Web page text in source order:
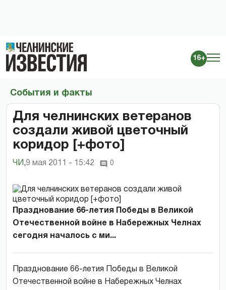
16+
События и факты
Для челнинских ветеранов
создали живой цветочный
коридор [+фото]
ЧИ ,9 мая 2011 - 15:42 0
Празднование 66-летия Победы в Великой
Отечественной войне в Набережных Челнах
сегодня началось с ми...
Празднование 66-летия Победы в Великой
Отечественной войне в Набережных Челнах